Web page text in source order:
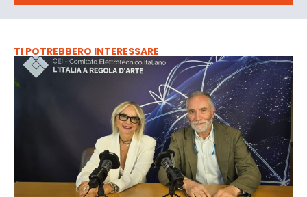
TI POTREBBERO INTERESSARE